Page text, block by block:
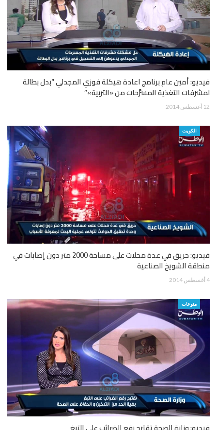
فيديو: أمين عام برنامج اعادة هيكلة فوزي المجدلي “بدل بطالة
لمشرفات التغذية المسرَّحات من «التربية»”
12 أغسطس 2014
الكويت
فيديو: حريق في عدة محلات على مساحة 2000 متر دون إصابات في
منطقة الشويخ الصناعية
4 أغسطس 2014
منوعات